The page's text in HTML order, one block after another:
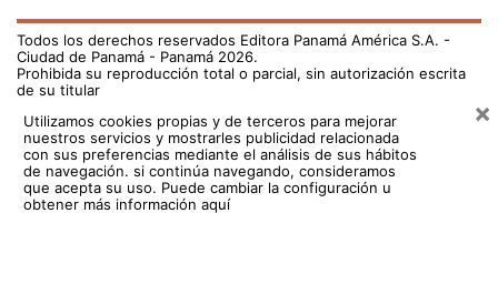
Todos los derechos reservados Editora Panamá América S.A. -
Ciudad de Panamá - Panamá 2026.
Prohibida su reproducción total o parcial, sin autorización escrita
de su titular
Utilizamos cookies propias y de terceros para mejorar
nuestros servicios y mostrarles publicidad relacionada
con sus preferencias mediante el análisis de sus hábitos
de navegación. si continúa navegando, consideramos
que acepta su uso. Puede cambiar la configuración u
obtener más información aquí
×